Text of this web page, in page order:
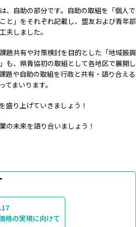
、自助の部分です。自助の取組を「個人で
と」をそれぞれ記載し、盟友および青年部
夫しました。
題共有や対策検討を目的とした「地域振興
も、県青協初の取組として各地区で展開し
題や自助の取組を行政と共有・語り合える
てまいります。
盛り上げていきましょう！
の未来を語り合いましょう！
格の実現に向けて